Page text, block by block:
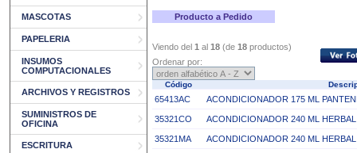
MASCOTAS
PAPELERIA
INSUMOS
COMPUTACIONALES
ARCHIVOS Y REGISTROS
SUMINISTROS DE
OFICINA
ESCRITURA
Producto a Pedido
Viendo del 1 al 18 (de 18 productos)
Ordenar por:
Código
65413AC ACONDICIONADOR 175 ML
35321CO ACONDICIONADOR 240 ML
35321MA ACONDICIONADOR 240 ML